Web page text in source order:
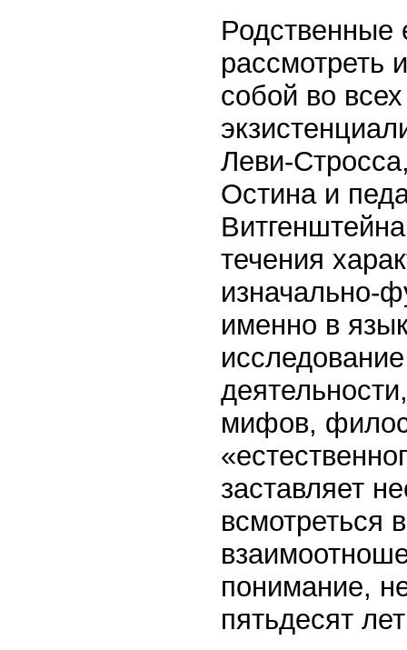
Родственные
рассмотреть
собой во
Леви-
Остина и
течения
изначально-
именно в
мифов,
заставляет
всмотреться
понимание,
пятьдесят